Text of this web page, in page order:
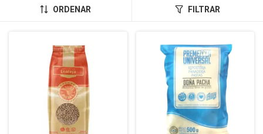
ORDENAR FILTRAR